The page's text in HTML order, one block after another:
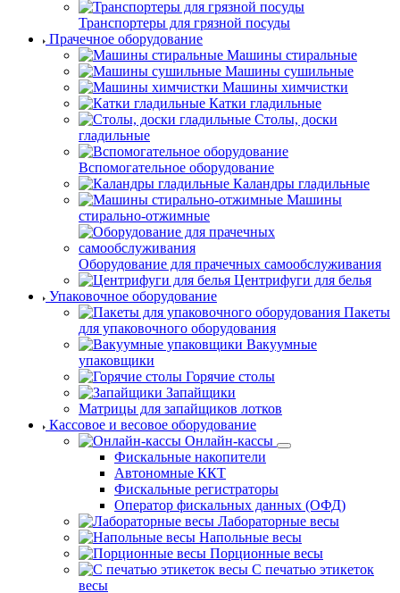
Транспортеры для грязной посуды
Прачечное оборудование
Машины стиральные
Машины сушильные
Машины химчистки
Катки гладильные
Столы, доски
гладильные
Вспомогательное оборудование
Каландры гладильные
Машины
стирально-отжимные
Оборудование для прачечных самообслуживания
Центрифуги для белья
Упаковочное оборудование
Пакеты
для упаковочного оборудования
Вакуумные
упаковщики
Горячие столы
Запайщики
Матрицы для запайщиков лотков
Кассовое и весовое оборудование
Онлайн-кассы
Фискальные накопители
Автономные ККТ
Фискальные регистраторы
Оператор фискальных данных (ОФД)
Лабораторные весы
Напольные весы
Порционные весы
С печатью этикеток
весы